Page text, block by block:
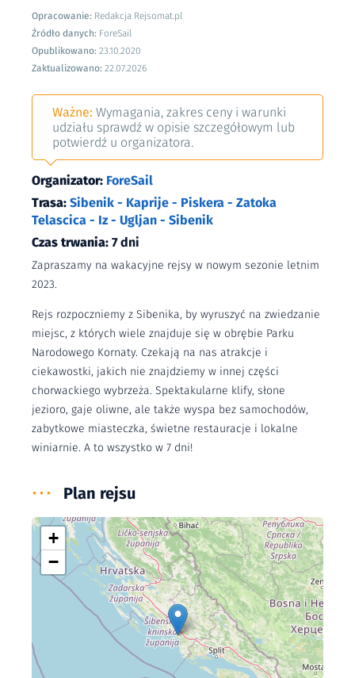
Opracowanie: Redakcja Rejsomat.pl
Źródło danych: ForeSail
Opublikowano: 23.10.2020
Zaktualizowano: 22.07.2026
Ważne: Wymagania, zakres ceny i warunki
udziału sprawdź w opisie szczegółowym lub
potwierdź u organizatora.
Organizator: ForeSail
Trasa: Sibenik - Kaprije - Piskera - Zatoka
Telascica - Iz - Ugljan - Sibenik
Czas trwania: 7 dni
Zapraszamy na wakacyjne rejsy w nowym sezonie letnim
2023.
Rejs rozpoczniemy z Sibenika, by wyruszyć na zwiedzanie
miejsc, z których wiele znajduje się w obrębie Parku
Narodowego Kornaty. Czekają na nas atrakcje i
ciekawostki, jakich nie znajdziemy w innej części
chorwackiego wybrzeża. Spektakularne klify, słone
jezioro, gaje oliwne, ale także wyspa bez samochodów,
zabytkowe miasteczka, świetne restauracje i lokalne
winiarnie. A to wszystko w 7 dni!
••• Plan rejsu
+
−